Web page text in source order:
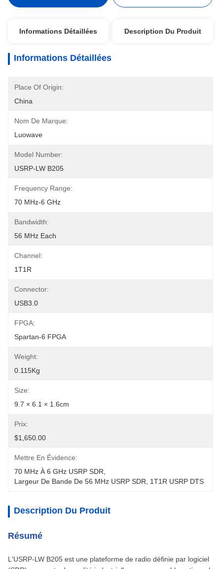
Informations Détaillées Description Du Produit
Informations Détaillées
Place Of Origin:
China
Nom De Marque:
Luowave
Model Number:
USRP-LW B205
Frequency Range:
70 MHz-6 GHz
Bandwidth:
56 MHz Each
Channel:
1T1R
Connector:
USB3.0
FPGA:
Spartan-6 FPGA
Weight:
0.115Kg
Size:
9.7 × 6.1 × 1.6cm
Prix:
$1,650.00
Mettre En Évidence:
70 MHz À 6 GHz USRP SDR
Largeur De Bande De 56 MHz USRP SDR
1T1R USRP DTS
Description Du Produit
Résumé
L'USRP-LW B205 est une plateforme de radio définie par logiciel